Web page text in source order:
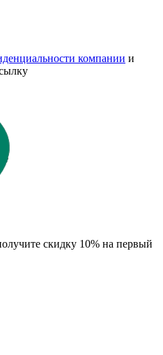
компании и
скидку 10% на первый